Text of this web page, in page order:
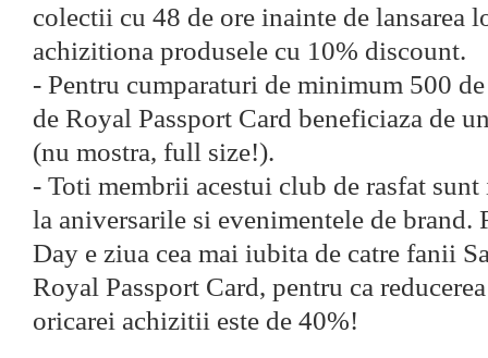
colectii cu 48 de ore inainte de lansarea
achizitiona produsele cu 10% discount.
- Pentru cumparaturi de minimum 500
de Royal Passport Card beneficiaza de
(nu mostra, full size!).
- Toti membrii acestui club de rasfat
la aniversarile si evenimentele de brand.
Day e ziua cea mai iubita de catre fanii
Royal Passport Card, pentru ca
oricarei achizitii este de 40%!